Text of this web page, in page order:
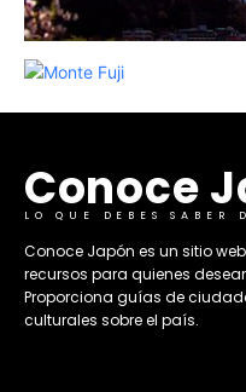
Conoce
LO QUE DEBES SABER
​Conoce Japón es un sitio
recursos para quienes
Proporciona guías de
culturales sobre el país. ​